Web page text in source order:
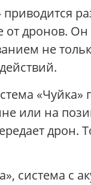
дронов. Он
не
или на
дрон.
система с